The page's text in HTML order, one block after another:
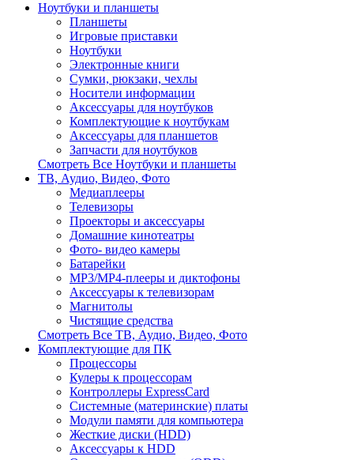
Ноутбуки и планшеты
Планшеты
Игровые приставки
Ноутбуки
Электронные книги
Сумки, рюкзаки, чехлы
Носители информации
Аксессуары для ноутбуков
Комплектующие к ноутбукам
Аксессуары для планшетов
Запчасти для ноутбуков
Смотреть Все Ноутбуки и планшеты
ТВ, Аудио, Видео, Фото
Медиаплееры
Телевизоры
Проекторы и аксессуары
Домашние кинотеатры
Фото- видео камеры
Батарейки
MP3/MP4-плееры и диктофоны
Аксессуары к телевизорам
Магнитолы
Чистящие средства
Смотреть Все ТВ, Аудио, Видео, Фото
Комплектующие для ПК
Процессоры
Кулеры к процессорам
Контроллеры ExpressCard
Системные (материнские) платы
Модули памяти для компьютера
Жесткие диски (HDD)
Аксессуары к HDD